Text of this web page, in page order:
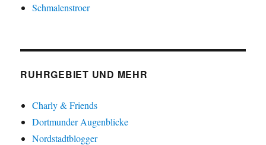
Schmalenstroer
RUHRGEBIET UND MEHR
Charly & Friends
Dortmunder Augenblicke
Nordstadtblogger